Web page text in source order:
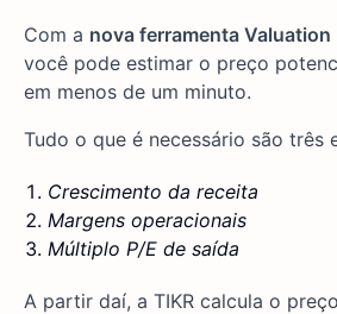
Com a nova ferramenta Valuation
você pode estimar o preço
em menos de um minuto.
Tudo o que é necessário são três
Crescimento da receita
Margens operacionais
Múltiplo P/E de saída
A partir daí, a TIKR calcula o